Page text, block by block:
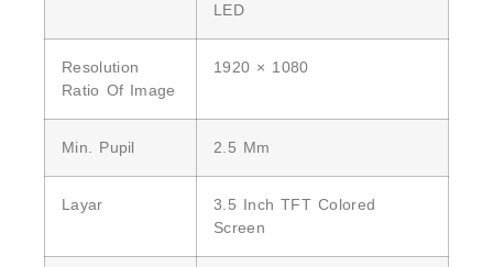
LED
Resolution
Ratio Of Image
1920 × 1080
Min. Pupil 2.5 Mm
Layar
3.5 Inch TFT Colored
Screen